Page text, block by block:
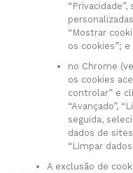
“Mostrar
os cookies”; e
no Chrome
os cookies
controlar” e
“Avançado”,
seguida,
dados de
“Limpar
A exclusão de